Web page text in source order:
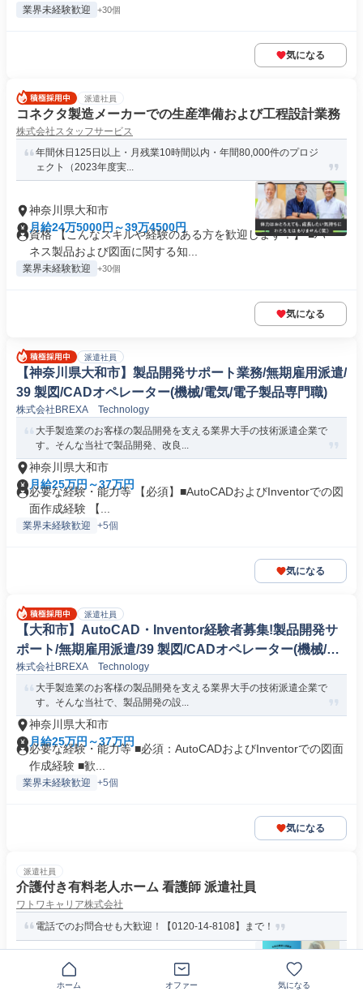
業界未経験歓迎 +30個
気になる
派遣社員
コネクタ製造メーカーでの生産準備および工程設計業務
株式会社スタッフサービス
年間休日125日以上・月残業10時間以内・年間80,000件のプロジ
ェクト（2023年度実...
神奈川県大和市
月給24万5000円～39万4500円
資格 【こんなスキルや経験のある方を歓迎します！】 ■ハー
ネス製品および図面に関する知...
業界未経験歓迎 +30個
気になる
派遣社員
【神奈川県大和市】製品開発サポート業務/無期雇用派遣/
39 製図/CADオペレーター(機械/電気/電子製品専門職)
株式会社BREXA Technology
大手製造業のお客様の製品開発を支える業界大手の技術派遣企業で
す。そんな当社で製品開発、改良...
神奈川県大和市
月給25万円～37万円
必要な経験・能力等 【必須】■AutoCADおよびInventorでの図
面作成経験 【...
業界未経験歓迎 +5個
気になる
派遣社員
【大和市】AutoCAD・Inventor経験者募集!製品開発サ
ポート/無期雇用派遣/39 製図/CADオペレーター(機械/電
気/電子製品専門職)
株式会社BREXA Technology
大手製造業のお客様の製品開発を支える業界大手の技術派遣企業で
す。そんな当社で、製品開発の設...
神奈川県大和市
月給25万円～37万円
必要な経験・能力等 ■必須：AutoCADおよびInventorでの図面
作成経験 ■歓...
業界未経験歓迎 +5個
気になる
派遣社員
介護付き有料老人ホーム 看護師 派遣社員
ワトワキャリア株式会社
電話でのお問合せも大歓迎！【0120-14-8108】まで！
〒242-0024神奈川県大和市福田
時給2100円～2500円
ホーム オファー 気になる